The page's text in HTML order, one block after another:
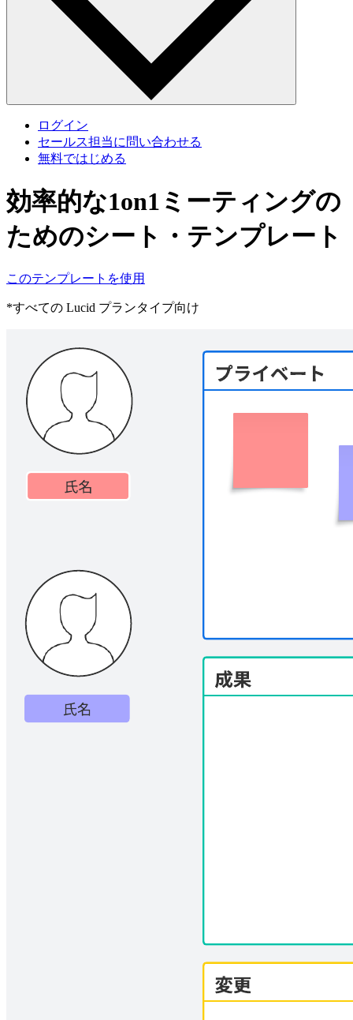
ログイン
セールス担当に問い合わせる
無料ではじめる
効率的な1on1ミーティングの
ためのシート・テンプレート
このテンプレートを使用
*すべての Lucid プランタイプ向け